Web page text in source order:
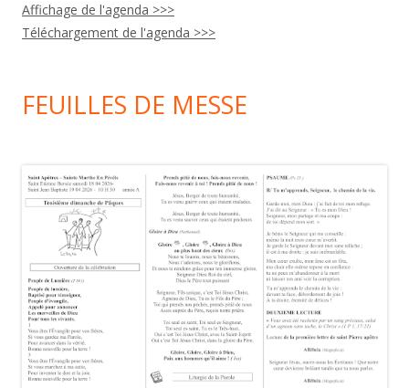
Affichage de l'agenda >>>
Téléchargement de l'agenda >>>
FEUILLES DE MESSE